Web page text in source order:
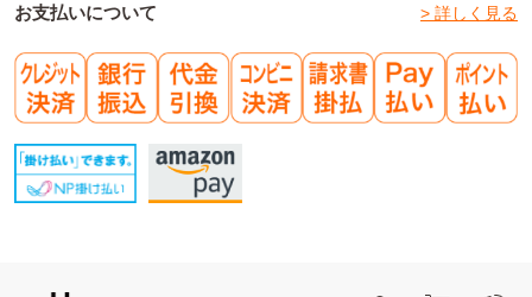
お支払いについて > 詳しく見る